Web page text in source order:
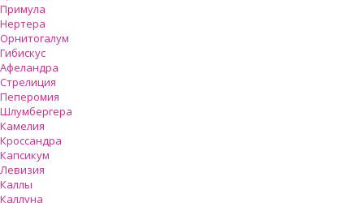
Примула
Нертера
Орнитогалум
Гибискус
Афеландра
Стрелиция
Пеперомия
Шлумбергера
Камелия
Кроссандра
Капсикум
Левизия
Каллы
Каллуна